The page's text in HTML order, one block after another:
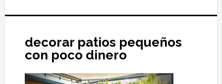
decorar patios pequeños
con poco dinero